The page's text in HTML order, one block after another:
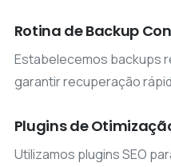
Rotina de Backup
Estabelecemos backups
garantir recuperação
Plugins de
Utilizamos plugins SEO